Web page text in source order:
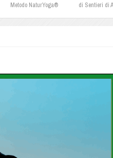
Metodo NaturYoga® di Sentieri di